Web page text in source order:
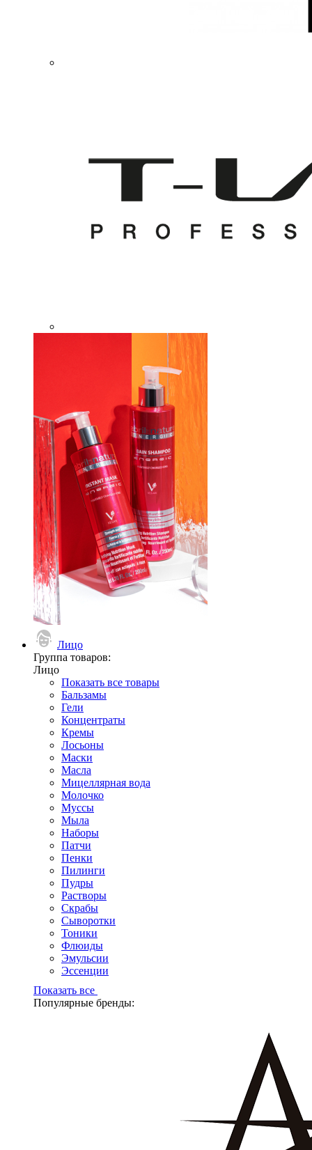
Лицо
Группа товаров:
Лицо
Показать все товары
Бальзамы
Гели
Концентраты
Кремы
Лосьоны
Маски
Масла
Мицеллярная вода
Молочко
Муссы
Мыла
Наборы
Патчи
Пенки
Пилинги
Пудры
Растворы
Скрабы
Сыворотки
Тоники
Флюиды
Эмульсии
Эссенции
Показать все
Популярные бренды: